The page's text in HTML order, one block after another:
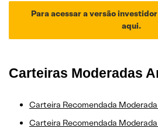
Para acessar a versão
aqui.
Carteiras Moderadas
Carteira Recomendada Moderada
Carteira Recomendada